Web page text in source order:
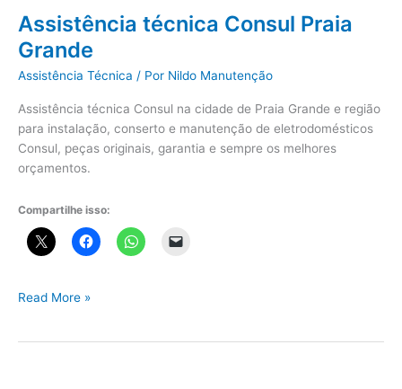
Assistência técnica Consul Praia
Grande
Assistência Técnica / Por Nildo Manutenção
Assistência técnica Consul na cidade de Praia Grande e região
para instalação, conserto e manutenção de eletrodomésticos
Consul, peças originais, garantia e sempre os melhores
orçamentos.
Compartilhe isso:
Assistência
Read More »